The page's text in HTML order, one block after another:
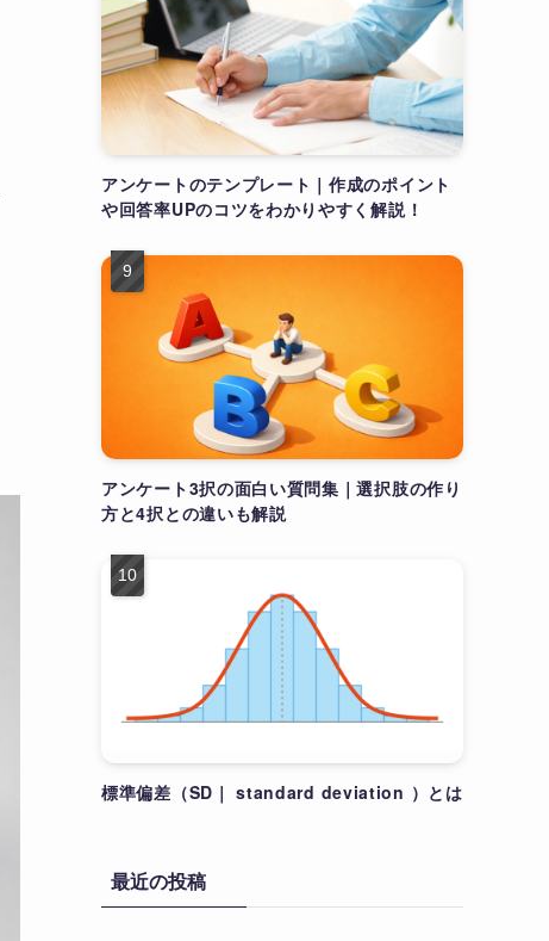
アンケートのテンプレート｜作成のポイント
や回答率UPのコツをわかりやすく解説！
アンケート3択の面白い質問集｜選択肢の作り
方と4択との違いも解説
標準偏差（SD｜ standard deviation ）とは
最近の投稿